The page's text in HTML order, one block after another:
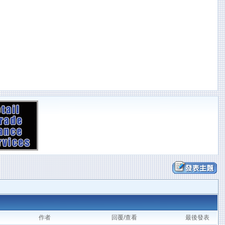
作者 回覆/查看 最後發表